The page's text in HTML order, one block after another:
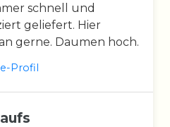
schnell und
geliefert. Hier
gerne. Daumen hoch.
Profil